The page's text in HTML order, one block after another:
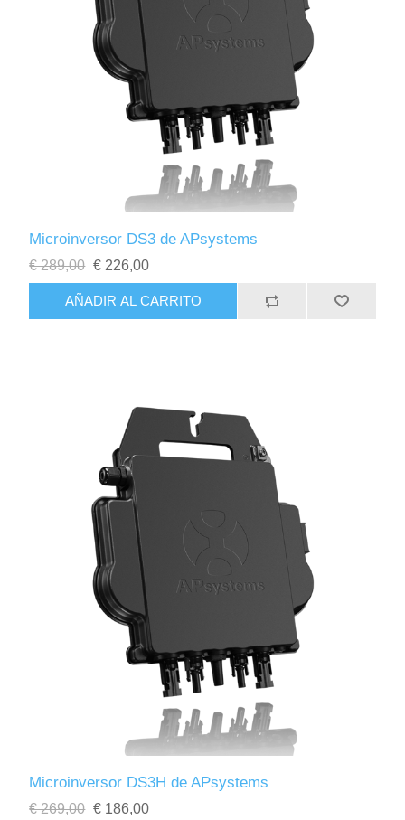
Microinversor DS3 de APsystems
€ 289,00 € 226,00
Microinversor DS3H de APsystems
€ 269,00 € 186,00